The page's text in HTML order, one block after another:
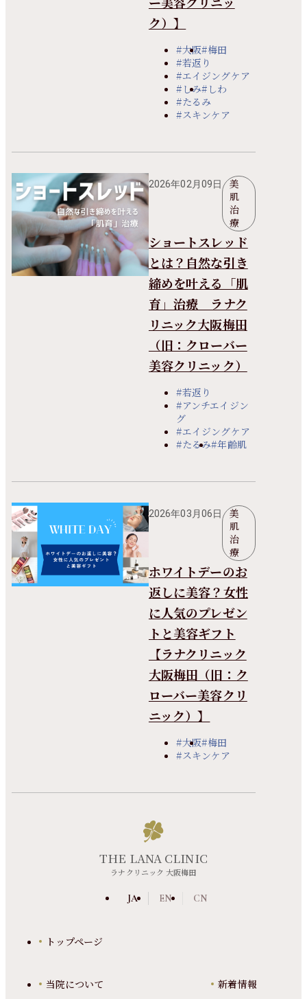
ク）】
#大阪#梅田
#若返り
#エイジングケア
#しみ#しわ
#たるみ
#スキンケア
2026年02月09日
美
肌
治
療
ショートスレッド
とは？自然な引き
締めを叶える「肌
育」治療 ラナク
リニック大阪梅田
（旧：クローバー
美容クリニック）
#若返り
#アンチエイジン
グ
#エイジングケア
#たるみ#年齢肌
2026年03月06日
美
肌
治
療
ホワイトデーのお
返しに美容？女性
に人気のプレゼン
トと美容ギフト
【ラナクリニック
大阪梅田（旧：ク
ローバー美容クリ
ニック）】
#大阪#梅田
#スキンケア
THE LANA CLINIC
ラナクリニック 大阪梅田
JA EN CN
トップページ
当院について 新着情報